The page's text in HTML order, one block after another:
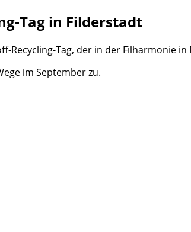
Tag in Filderstadt
Recycling-Tag, der in der Filharmonie
im September zu.